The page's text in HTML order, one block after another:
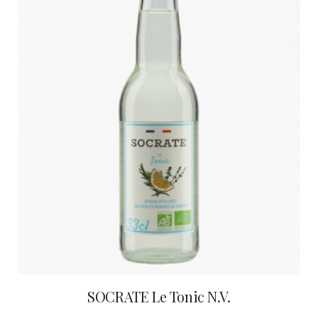
SOCRATE Le Tonic N.V.